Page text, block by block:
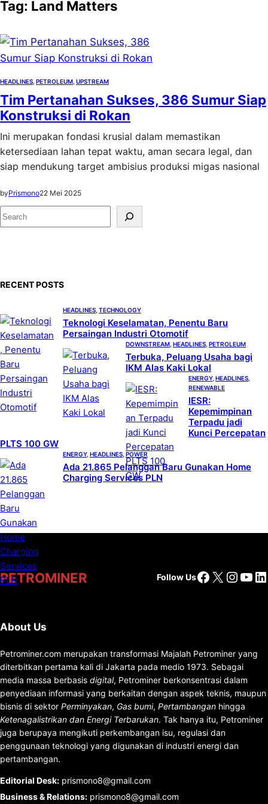
Tag: Land Matters
HEADLINES PETROLEUM UPSTREAM
Tim Pertanahan Sukses, 386 Sumur Siap
Konstruksi di Rokan
Ini merupakan fondasi krusial dalam memastikan
ketersediaan lahan tepat waktu, aman secara legal, dan
siap mendukung target ambisius produksi migas nasional
byPrismono22 Mei 2025
S
e
RECENT POSTS
HEADLINES TECHNOLOGY
Teknologi Keselamatan, Penentu Baru
Persaingan Industri Otomotif
DOWNSTREAM HEADLINES PETROLEUM
Terbuka, Peluang Usaha bagi
IKM Alas Kaki Lokal
ENERGY, HEADLINES
RENEWABLE
IESR:
Kepemimpinan
Terpadu jadi
Kunci Percepatan
PLTS 100 GW
ENERGY, HEADLINES POWER
Ada 21.865 Pelanggan Baru Gunakan Home
Charging Services PLN
PETROMINER Follow UsFacebook
X
About Us
Petrominer.com merupakan transformasi Majalah Petrominer yang
diterbitkan pertama kali di Jakarta pada medio 1973. Sebagai
media massa berbasis digital, Petrominer berkonsentrasi dalam
penyediaan informasi yang berkaitan dengan aspek teknis, maupun
bisnis di sektor Perminyakan, Gas bumi, Pertambangan hingga
Ketenagalistrikan dan Energi Terbarukan. Tak hanya itu, Petrominer
juga berupaya mengikuti perkembangan isu, regulasi dan
penggunaan teknologi yang digunakan di industri energi dan
pertambangan.
Editorial Desk: prismono8@gmail.com
Business & Relations: prismono8@gmail.com